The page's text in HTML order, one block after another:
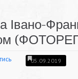
Івано-
05.09.2019